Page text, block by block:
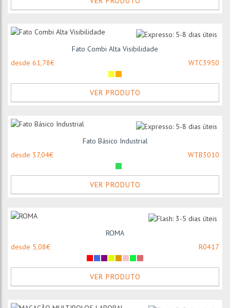
Fato Combi Alta Visibilidade
desde 61,78€
WTC3950
VER PRODUTO
Fato Básico Industrial
desde 37,04€
WTB3010
VER PRODUTO
ROMA
desde 5,08€
R0417
VER PRODUTO